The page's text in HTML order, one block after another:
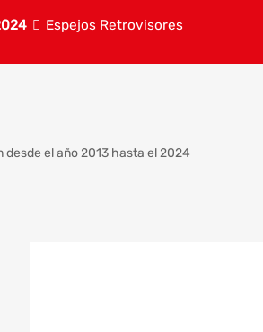
Espejos Retrovisores
el año 2013 hasta el 2024